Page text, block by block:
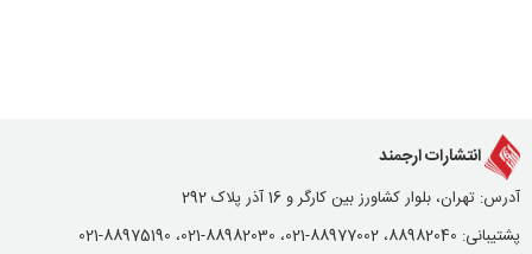
انتشارات ارجمند
آدرس: تهران، بلوار کشاورز بین کارگر و 16 آذر پلاک 292
پشتیبانی: 88982040، 88977002-021، 88982030-021، 88975190-021